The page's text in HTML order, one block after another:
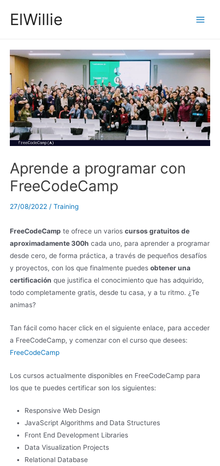
ElWillie
Aprende a programar con
FreeCodeCamp
27/08/2022 / Training
FreeCodeCamp te ofrece un varios cursos gratuitos de
aproximadamente 300h cada uno, para aprender a programar
desde cero, de forma práctica, a través de pequeños desafíos
y proyectos, con los que finalmente puedes obtener una
certificación que justifica el conocimiento que has adquirido,
todo completamente gratis, desde tu casa, y a tu ritmo. ¿Te
animas?
Tan fácil como hacer click en el siguiente enlace, para acceder
a FreeCodeCamp, y comenzar con el curso que desees:
FreeCodeCamp
Los cursos actualmente disponibles en FreeCodeCamp para
los que te puedes certificar son los siguientes:
Responsive Web Design
JavaScript Algorithms and Data Structures
Front End Development Libraries
Data Visualization Projects
Relational Database